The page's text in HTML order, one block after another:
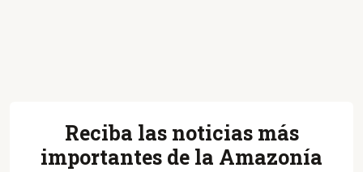
Reciba las noticias más
importantes de la Amazonía